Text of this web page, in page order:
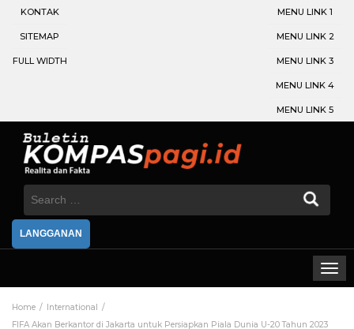
KONTAK
SITEMAP
FULL WIDTH
MENU LINK 1
MENU LINK 2
MENU LINK 3
MENU LINK 4
MENU LINK 5
Search
LANGGANAN
Home
International
FIFA Akan Berkantor di Jakarta untuk Persiapkan Piala Dunia U-20 Tahun 2023